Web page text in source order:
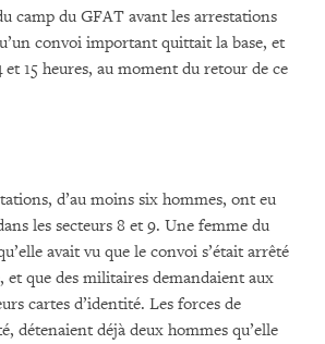
camp du GFAT avant les arrestations
convoi important quittait la base, et
et 15 heures, au moment du retour de ce
d’au moins six hommes, ont eu
les secteurs 8 et 9. Une femme du
avait vu que le convoi s’était arrêté
et que des militaires demandaient aux
cartes d’identité. Les forces de
détenaient déjà deux hommes qu’elle